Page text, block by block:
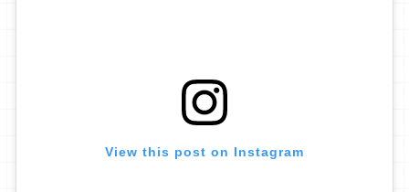
View this post on Instagram